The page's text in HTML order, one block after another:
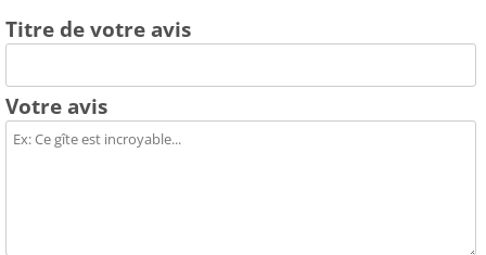
Titre de votre avis
Votre avis